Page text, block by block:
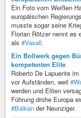
Ein Foto vom Weißen
europäischen
musste sogar seine
Florian Rötzer nennt es
als #Vasall.
Ein Bollwerk gegen
kompetenten Elite
Roberto De Lapuente
vor Aufständen, weil
werden und Eliten
Führung drohe Europa
#Balkan der Neunziger.